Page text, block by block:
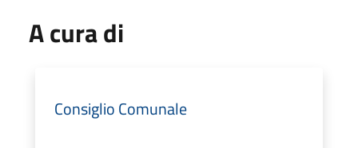
A cura di
Consiglio Comunale